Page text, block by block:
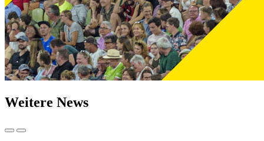
Weitere News